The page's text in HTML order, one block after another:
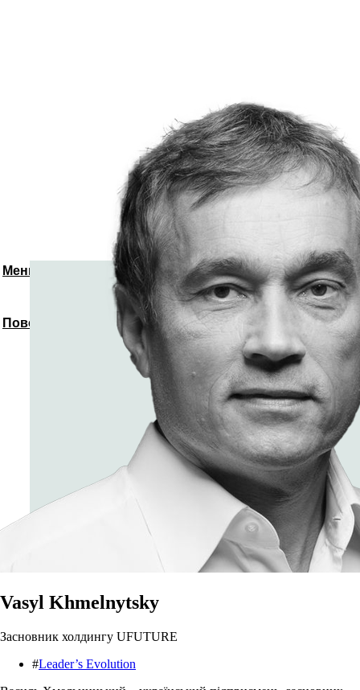
Меню
Повернутись до спікерів
Vasyl Khmelnytsky
Засновник холдингу UFUTURE
#Leader’s Evolution